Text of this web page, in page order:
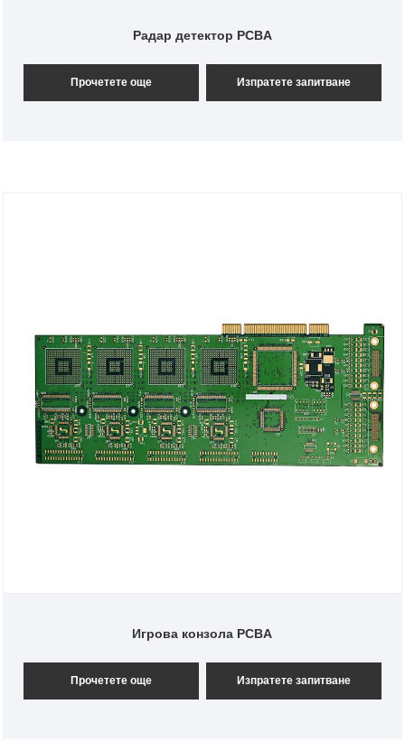
Радар детектор PCBA
Прочетете още Изпратете запитване
Игрова конзола PCBA
Прочетете още Изпратете запитване